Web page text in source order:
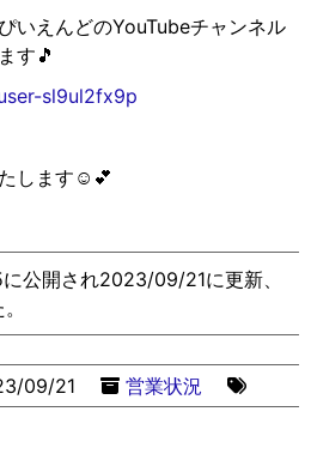
いえんどのYouTubeチャンネル
す 🎵
sl9ul2fx9p
します☺️💕
公開され2023/09/21に更新、
09/21 営業状況